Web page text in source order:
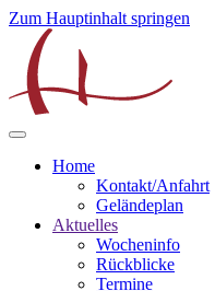
Zum Hauptinhalt springen
Home
Kontakt/Anfahrt
Geländeplan
Aktuelles
Wocheninfo
Rückblicke
Termine